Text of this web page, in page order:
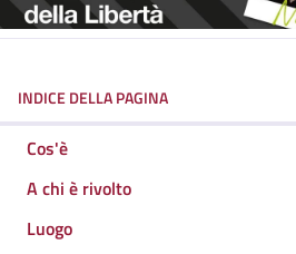
INDICE DELLA PAGINA
Cos'è
A chi è rivolto
Luogo